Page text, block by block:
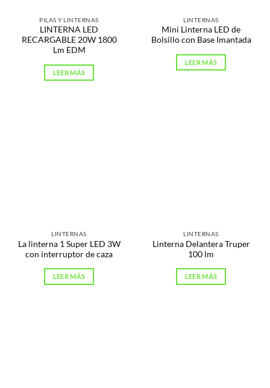
PILAS Y LINTERNAS
LINTERNA LED
RECARGABLE 20W 1800
Lm EDM
LEER MÁS
LINTERNAS
Mini Linterna LED de
Bolsillo con Base Imantada
LEER MÁS
LINTERNAS
La linterna 1 Super LED 3W
con interruptor de caza
LEER MÁS
LINTERNAS
Linterna Delantera Truper
100 lm
LEER MÁS